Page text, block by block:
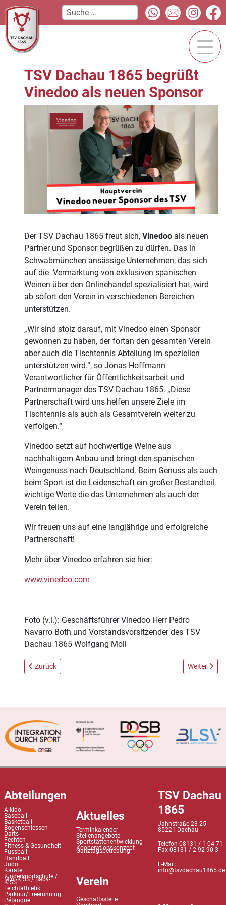
TSV Dachau 1865 begrüßt
Vinedoo als neuen Sponsor
Der TSV Dachau 1865 freut sich, Vinedoo als neuen
Partner und Sponsor begrüßen zu dürfen. Das in
Schwabmünchen ansässige Unternehmen, das sich
auf die Vermarktung von exklusiven spanischen
Weinen über den Onlinehandel spezialisiert hat, wird
ab sofort den Verein in verschiedenen Bereichen
unterstützen.
„Wir sind stolz darauf, mit Vinedoo einen Sponsor
gewonnen zu haben, der fortan den gesamten Verein
aber auch die Tischtennis Abteilung im speziellen
unterstützen wird.“, so Jonas Hoffmann
Verantwortlicher für Öffentlichkeitsarbeit und
Partnermanager des TSV Dachau 1865. „Diese
Partnerschaft wird uns helfen unsere Ziele im
Tischtennis als auch als Gesamtverein weiter zu
verfolgen.“
Vinedoo setzt auf hochwertige Weine aus
nachhaltigem Anbau und bringt den spanischen
Weingenuss nach Deutschland. Beim Genuss als auch
beim Sport ist die Leidenschaft ein großer Bestandteil,
wichtige Werte die das Unternehmen als auch der
Verein teilen.
Wir freuen uns auf eine langjährige und erfolgreiche
Partnerschaft!
Mehr über Vinedoo erfahren sie hier:
www.vinedoo.com
Foto (v.l.): Geschäftsführer Vinedoo Herr Pedro
Navarro Both und Vorstandsvorsitzender des TSV
Dachau 1865 Wolfgang Moll
Vorheriger Beitrag: Faschingsparty beim TSV Dachau 1865
Zurück Nächster
Weiter
Abteilungen
Aikido
Baseball
Basketball
Bogenschiessen
Darts
Fechten
Fitness & Gesundheit
Fussball
Handball
Judo
Karate
Kindersportschule /
Mini-KiSS / Baby-
KiSS
Leichtathletik
Parkour/Freerunning
Pétanque
Aktuelles
Terminkalender
Stellenangebote
Sportstättenentwicklung
Kooperationskonzept
Ganztagsbetreuung
Verein
Geschäftsstelle
TSV Dachau
1865
Jahnstraße 23-25
85221 Dachau
Telefon 08131 / 1 04 71
Fax 08131 / 2 92 90 3
E-Mail:
info@tsvdachau1865.de